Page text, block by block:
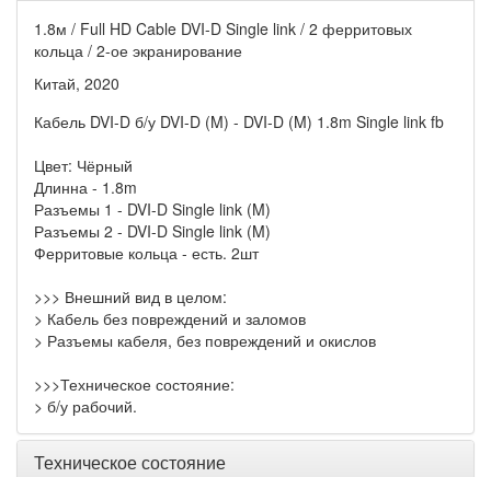
1.8м / Full HD Cable DVI-D Single link / 2 ферритовых
кольца / 2-ое экранирование
Китай, 2020
Кабель DVI-D б/у DVI-D (M) - DVI-D (M) 1.8m Single link fb
Цвет: Чёрный
Длинна - 1.8m
Разъемы 1 - DVI-D Single link (M)
Разъемы 2 - DVI-D Single link (M)
Ферритовые кольца - есть. 2шт
>>> Внешний вид в целом:
> Кабель без повреждений и заломов
> Разъемы кабеля, без повреждений и окислов
>>>Техническое состояние:
> б/у рабочий.
Техническое состояние